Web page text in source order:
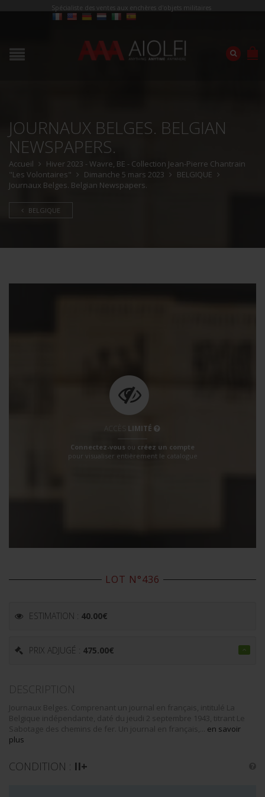
Spécialiste des ventes aux enchères d'objets militaires
JOURNAUX BELGES. BELGIAN
NEWSPAPERS.
Accueil
Hiver 2023 - Wavre, BE - Collection Jean-Pierre Chantrain
"Les Volontaires"
Dimanche 5 mars 2023
BELGIQUE
Journaux Belges. Belgian Newspapers.
BELGIQUE
LIMITÉ
Connectez-vous ou créez un compte
pour visualiser entièrement le catalogue
LOT N°436
ESTIMATION : 40.00€
PRIX ADJUGÉ : 475.00€
DESCRIPTION
Journaux Belges. Comprenant un journal en français, intitulé La
Belgique indépendante, daté du jeudi 2 septembre 1943, titrant Le
Sabotage des chemins de fer. Un journal en français,... en savoir
plus
CONDITION : II+